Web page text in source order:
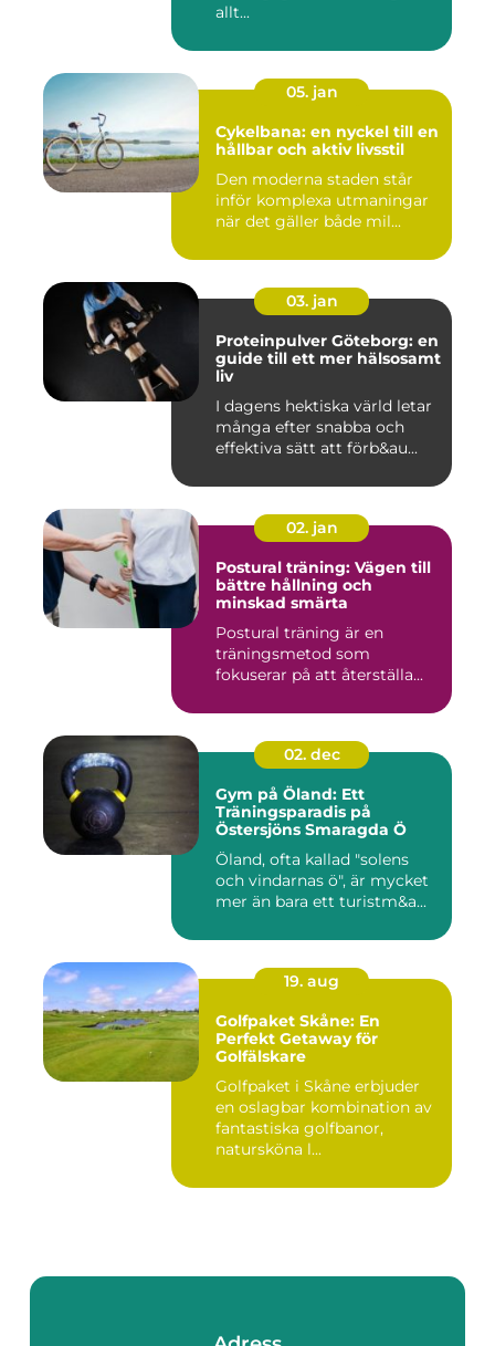
allt...
05. jan
Cykelbana: en nyckel till en
hållbar och aktiv livsstil
Den moderna staden står
inför komplexa utmaningar
när det gäller både mil...
03. jan
Proteinpulver Göteborg: en
guide till ett mer hälsosamt
liv
I dagens hektiska värld letar
många efter snabba och
effektiva sätt att förb&au...
02. jan
Postural träning: Vägen till
bättre hållning och
minskad smärta
Postural träning är en
träningsmetod som
fokuserar på att återställa...
02. dec
Gym på Öland: Ett
Träningsparadis på
Östersjöns Smaragda Ö
Öland, ofta kallad "solens
och vindarnas ö", är mycket
mer än bara ett turistm&a...
19. aug
Golfpaket Skåne: En
Perfekt Getaway för
Golfälskare
Golfpaket i Skåne erbjuder
en oslagbar kombination av
fantastiska golfbanor,
natursköna l...